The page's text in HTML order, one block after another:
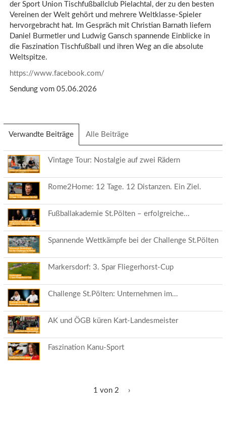
der Sport Union Tischfußballclub Pielachtal, der zu den besten
Vereinen der Welt gehört und mehrere Weltklasse-Spieler
hervorgebracht hat. Im Gespräch mit Christian Barnath liefern
Daniel Burmetler und Ludwig Gansch spannende Einblicke in
die Faszination Tischfußball und ihren Weg an die absolute
Weltspitze.
https://www.facebook.com/
Sendung vom 05.06.2026
Verwandte Beiträge (aktiver
Reiter)
Alle Beiträge
Vintage Tour: Nostalgie auf zwei Rädern
Rome2Home: 12 Tage. 12 Distanzen. Ein Ziel.
Fußballakademie St.Pölten – erfolgreiche...
Spannende Wettkämpfe bei der Challenge St.Pölten
Markersdorf: 3. Spar Fliegerhorst-Cup
Challenge St.Pölten: Unternehmen im...
AK und ÖGB küren Kart-Landesmeister
Faszination Kanu-Sport
1 von 2 ›